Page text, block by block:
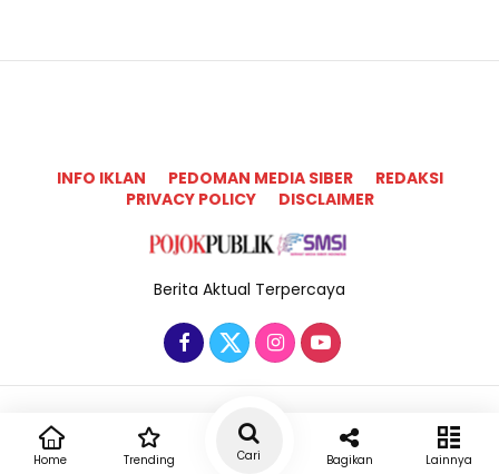
INFO IKLAN PEDOMAN MEDIA SIBER
REDAKSI
PRIVACY POLICY
DISCLAIMER
Berita Aktual Terpercaya
Copyright @2025 Pojok Publik All Rights Reserved
Home Trending Cari Bagikan Lainnya